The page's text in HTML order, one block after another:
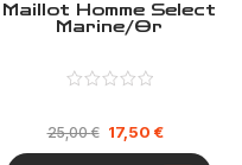
Maillot Homme Select
Marine/Or
25,00€ 17,50 €